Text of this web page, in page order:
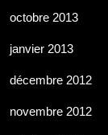
octobre 2013
janvier 2013
décembre 2012
novembre 2012